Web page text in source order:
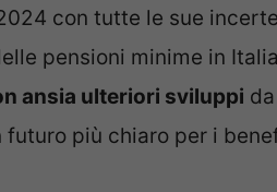
con tutte le sue
pensioni minime in
ansia ulteriori sviluppi
più chiaro per i